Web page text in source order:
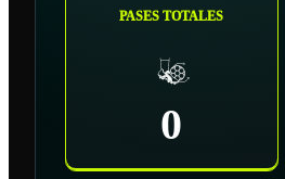
PASES TOTALES
0